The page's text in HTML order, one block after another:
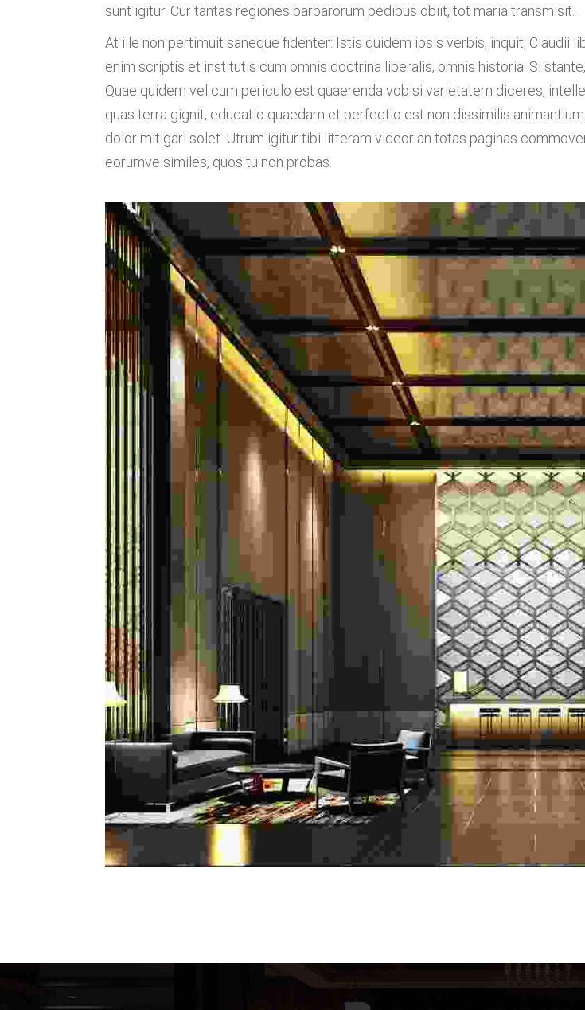
sunt igitur. Cur tantas regiones barbarorum pedibus obiit, tot maria transmisit.
At ille non pertimuit saneque fidenter: Istis quidem ipsis verbis, inquit; Claudii
enim scriptis et institutis cum omnis doctrina liberalis, omnis historia. Si
Quae quidem vel cum periculo est quaerenda vobisi varietatem diceres,
quas terra gignit, educatio quaedam et perfectio est non dissimilis
dolor mitigari solet. Utrum igitur tibi litteram videor an totas paginas
eorumve similes, quos tu non probas.